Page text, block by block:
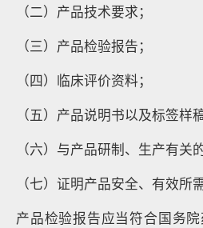
（二）产品技术要求；
（三）产品检验报告；
（四）临床评价资料；
（五）产品说明书以及标签样稿
（六）与产品研制、生产有关
（七）证明产品安全、有效所
产品检验报告应当符合国务